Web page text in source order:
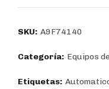
SKU: A9F74140
Categoría: Equipos
Etiquetas: